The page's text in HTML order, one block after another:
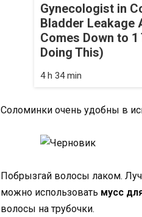
Gynecologist in
Bladder Leakage
Comes Down to
Doing This)
4 h 34 min
Соломинки очень удобны в
Побрызгай волосы лаком.
можно использовать мусс
волосы на трубочки.